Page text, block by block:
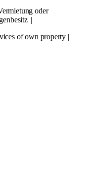
oder
|
of own property |